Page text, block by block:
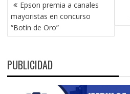
DE
ENTRADAS
Epson premia a canales
mayoristas en concurso
“Botín de Oro”
PUBLICIDAD